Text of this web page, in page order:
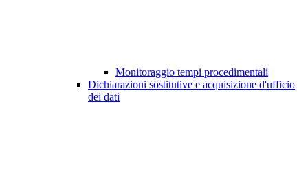
Monitoraggio tempi procedimentali
Dichiarazioni sostitutive e acquisizione d'ufficio
dei dati